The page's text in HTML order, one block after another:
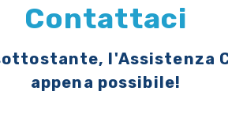
Contattaci
l'Assistenza
appena possibile!